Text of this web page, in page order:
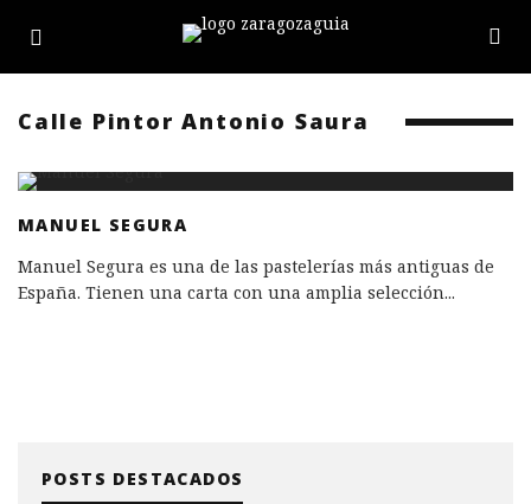
Calle Pintor Antonio Saura
MANUEL SEGURA
Manuel Segura es una de las pastelerías más antiguas de
España. Tienen una carta con una amplia selección...
POSTS DESTACADOS